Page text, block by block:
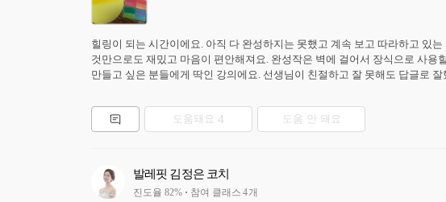
힐링이 되는 시간이에요. 아직 다 완성하지는 못했고 계속 보고 따라하고 있
것만으로도 재밌고 마음이 편안해져요. 완성작은 벽에 걸어서 장식으로 사용
만들고 싶은 분들에게 딱인 강의에요. 선생님이 친절하고 잘 못해도 답글로
도움돼요 4 도움 안 돼요
발레핏 김정은 코치
진도율 82% 참여 클래스 4개